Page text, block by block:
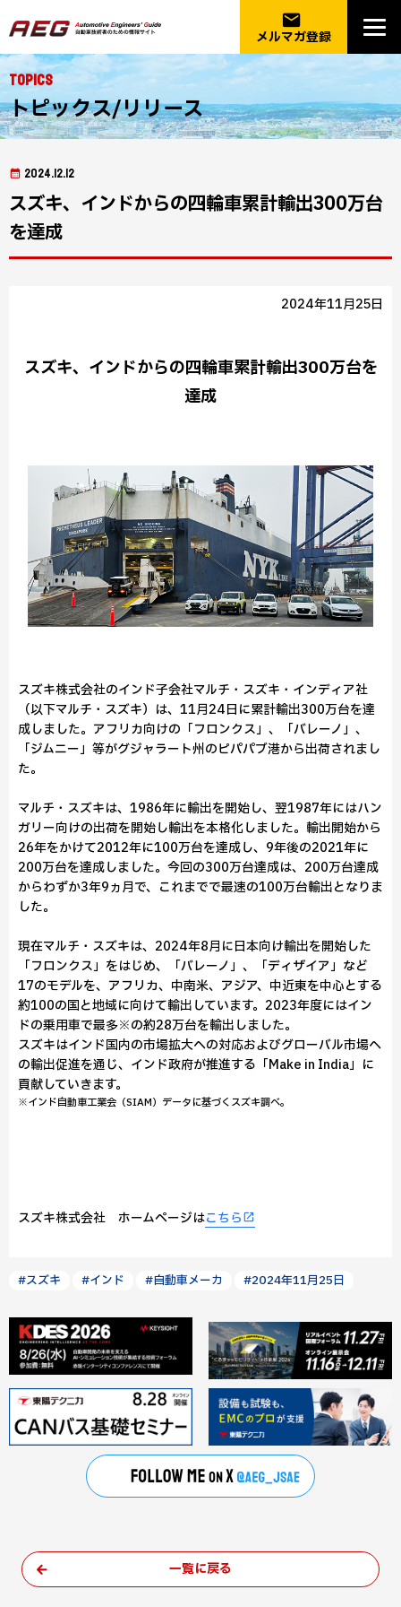
email
メルマガ登録
Topics
トピックス/リリース
2024.12.12
スズキ、インドからの四輪車累計輸出300万台
を達成
2024年11月25日
スズキ、インドからの四輪車累計輸出300万台を
達成
スズキ株式会社のインド子会社マルチ・スズキ・インディア社
（以下マルチ・スズキ）は、11月24日に累計輸出300万台を達
成しました。アフリカ向けの「フロンクス」、「バレーノ」、
「ジムニー」等がグジャラート州のピパパブ港から出荷されまし
た。
マルチ・スズキは、1986年に輸出を開始し、翌1987年にはハン
ガリー向けの出荷を開始し輸出を本格化しました。輸出開始から
26年をかけて2012年に100万台を達成し、9年後の2021年に
200万台を達成しました。今回の300万台達成は、200万台達成
からわずか3年9ヵ月で、これまでで最速の100万台輸出となりま
した。
現在マルチ・スズキは、2024年8月に日本向け輸出を開始した
「フロンクス」をはじめ、「バレーノ」、「ディザイア」など
17のモデルを、アフリカ、中南米、アジア、中近東を中心とする
約100の国と地域に向けて輸出しています。2023年度にはイン
ドの乗用車で最多※の約28万台を輸出しました。
スズキはインド国内の市場拡大への対応およびグローバル市場へ
の輸出促進を通じ、インド政府が推進する「Make in India」に
貢献していきます。
※インド自動車工業会（SIAM）データに基づくスズキ調べ。
スズキ株式会社 ホームページはこちら
#スズキ #インド #自動車メーカ #2024年11月25日
一覧に戻る